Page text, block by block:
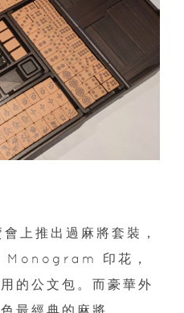
上推出過麻將套裝，
Monogram 印花，
的公文包。而豪華外
最經典的麻將。